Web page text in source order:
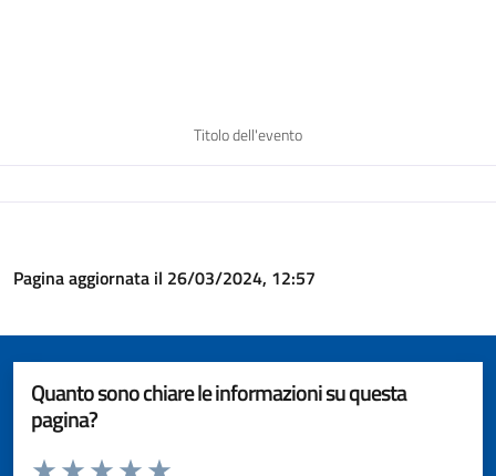
Titolo dell'evento
Pagina aggiornata il 26/03/2024, 12:57
Quanto sono chiare le informazioni su questa
pagina?
Valuta da 1 a 5 stelle la pagina